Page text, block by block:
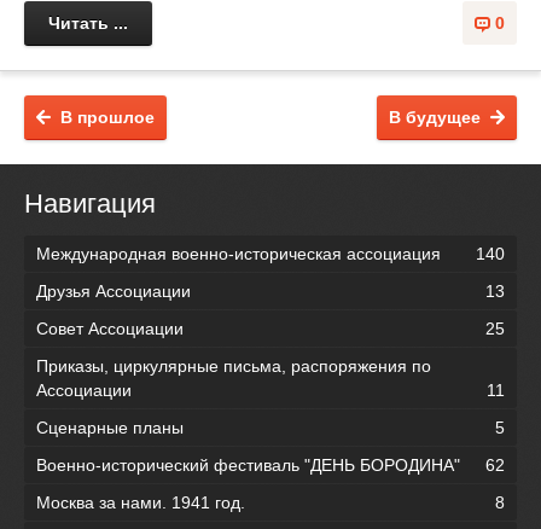
0
Читать ...
В будущее
В прошлое
Навигация
Международная военно-историческая ассоциация
140
Друзья Ассоциации
13
Совет Ассоциации
25
Приказы, циркулярные письма, распоряжения по
Ассоциации
11
Сценарные планы
5
Военно-исторический фестиваль "ДЕНЬ БОРОДИНА"
62
Москва за нами. 1941 год.
8